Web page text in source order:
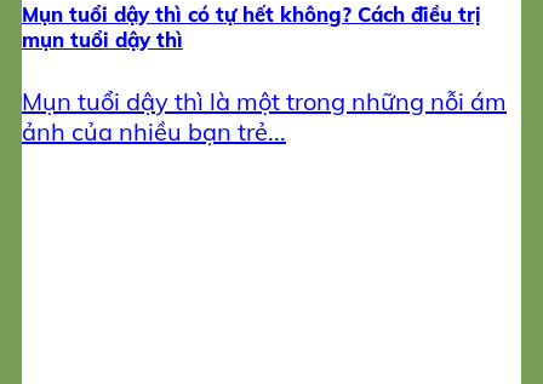
Mụn tuổi dậy thì có tự hết không? Cách điều trị
mụn tuổi dậy thì
Mụn tuổi dậy thì là một trong những nỗi ám
ảnh của nhiều bạn trẻ...